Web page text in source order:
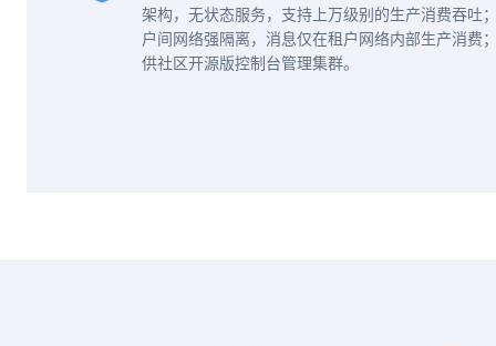
架构，无状态服务，支持上万级别的生产消费吞吐
户间网络强隔离，消息仅在租户网络内部生产消费
供社区开源版控制台管理集群。